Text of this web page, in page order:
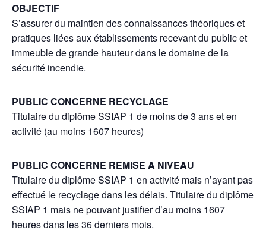
OBJECTIF
S’assurer du maintien des connaissances théoriques et
pratiques liées aux établissements recevant du public et
immeuble de grande hauteur dans le domaine de la
sécurité incendie.
PUBLIC CONCERNE RECYCLAGE
Titulaire du diplôme SSIAP 1 de moins de 3 ans et en
activité (au moins 1607 heures)
PUBLIC CONCERNE REMISE A NIVEAU
Titulaire du diplôme SSIAP 1 en activité mais n’ayant pas
effectué le recyclage dans les délais. Titulaire du diplôme
SSIAP 1 mais ne pouvant justifier d’au moins 1607
heures dans les 36 derniers mois.